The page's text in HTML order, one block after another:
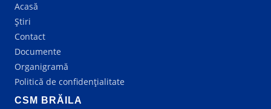
Acasă
Știri
Contact
Documente
Organigramă
Politică de confidențialitate
CSM BRĂILA